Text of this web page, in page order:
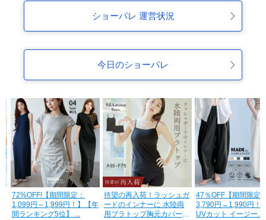
ショーパレ 運営状況
今日のショーパレ
72%OFF!【期間限定：
1,099円～1,999円！】【年
間ランキング5位】 ...
待望の再入荷！ラッシュガ
ードのインナーに 水陸両
用ブラトップ胸元カバー型
47％OFF【期間限定：
3,790円→1,990円！】
UVカット イージー...